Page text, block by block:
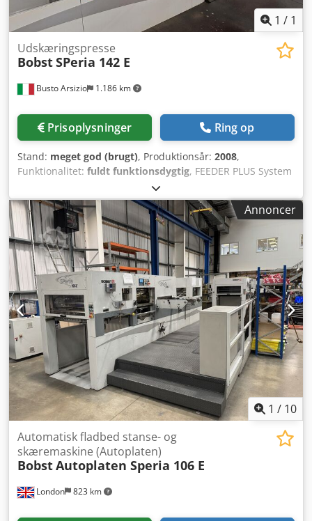
1 / 1
Busto Arsizio 1.186 km
Udskæringspresse
BobstSPeria 142 E
Prisoplysninger Ring op
Stand: meget god (brugt), Produktionsår: 2008,
Funktionalitet: fuldt funktionsdygtig, FEEDER PLUS System
Justerbart klemmeteam på operatørsiden med Centerline-
referencer og kontrol af arktilstedeværelse Trykende team
modstående operatørsiden Dobbeltark detektor Centrering
og lukning af udstansningsudstyr Affaldssugestation med
hurtig værktøjsfastspænding Høj stak-udgang Bobst CUBE
II Hævet med 35 cm Rammesystem til forberedelse af
blanketter uden for maskinen Maks. format: 102x142 cm
Min. format: 50x70 cm Min. papirkvalitet: 80 g/m² Cedsy D
Ht Sopfx Adterf Maks. kartonvægt: 2.000 g Maks. bølgepaps
tykkelse: 4 mm Maks. hastighed: 7.000 ark/time Maks. tryk:
600 tons Tilgængelig september/oktober 2026
Annoncer
1 / 10
London 823 km
Automatisk fladbed stanse- og
skæremaskine (Autoplaten)
BobstAutoplaten Speria 106 E